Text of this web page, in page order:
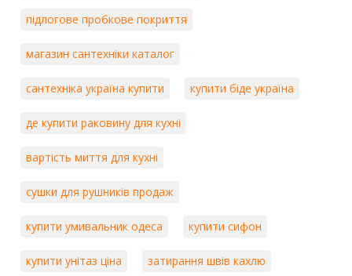
підлогове пробкове покриття
магазин сантехніки каталог
сантехніка україна купити купити біде україна
де купити раковину для кухні
вартість миття для кухні
сушки для рушників продаж
купити умивальник одеса купити сифон
купити унітаз ціна затирання швів кахлю